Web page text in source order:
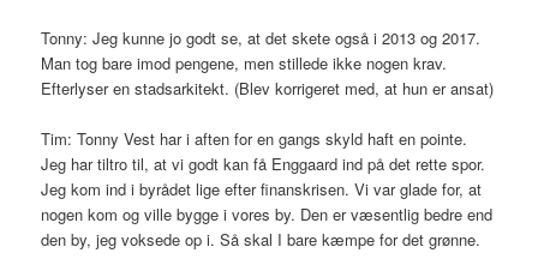
Tonny: Jeg kunne jo godt se, at det skete også i 2013 og 2017.
Man tog bare imod pengene, men stillede ikke nogen krav.
Efterlyser en stadsarkitekt. (Blev korrigeret med, at hun er ansat)
Tim: Tonny Vest har i aften for en gangs skyld haft en pointe.
Jeg har tiltro til, at vi godt kan få Enggaard ind på det rette spor.
Jeg kom ind i byrådet lige efter finanskrisen. Vi var glade for, at
nogen kom og ville bygge i vores by. Den er væsentlig bedre end
den by, jeg voksede op i. Så skal I bare kæmpe for det grønne.